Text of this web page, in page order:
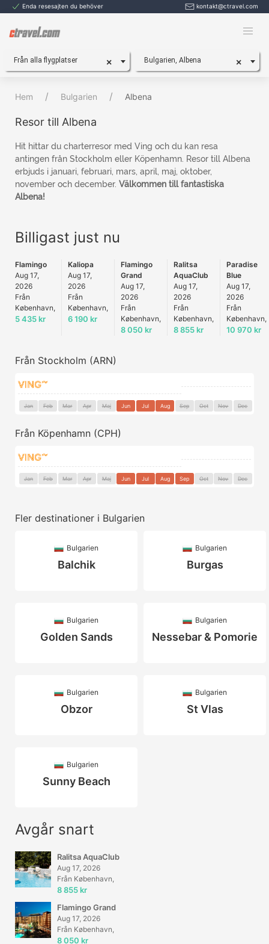
Enda resesajten du behöver kontakt@ctravel.com
×
Från alla flygplatser ×
Bulgarien, Albena
Hem Bulgarien Albena
Resor till Albena
Hit hittar du charterresor med Ving och du kan resa
antingen från Stockholm eller Köpenhamn. Resor till Albena
erbjuds i januari, februari, mars, april, maj, oktober,
november och december. Välkommen till fantastiska
Albena!
Billigast just nu
Flamingo
Aug 17,
2026
Från
København,
5 435 kr
Kaliopa
Aug 17,
2026
Från
København,
6 190 kr
Flamingo
Grand
Aug 17,
2026
Från
København,
8 050 kr
Ralitsa
AquaClub
Aug 17,
2026
Från
København,
8 855 kr
Paradise
Blue
Aug 17,
2026
Från
København,
10 970 kr
Från Stockholm (ARN)
Jan Feb Mar Apr Maj Jun Jul Aug Sep Oct Nov Dec
Från Köpenhamn (CPH)
Jan Feb Mar Apr Maj Jun Jul Aug Sep Oct Nov Dec
Fler destinationer i Bulgarien
Bulgarien
Balchik
Bulgarien
Burgas
Bulgarien
Golden Sands
Bulgarien
Nessebar & Pomorie
Bulgarien
Obzor
Bulgarien
St Vlas
Bulgarien
Sunny Beach
Avgår snart
Ralitsa AquaClub
Aug 17, 2026
Från København,
8 855 kr
Flamingo Grand
Aug 17, 2026
Från København,
8 050 kr